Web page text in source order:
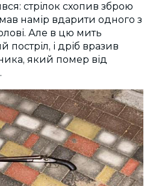
стрілок схопив зброю
намір вдарити одного з
Але в цю мить
і дріб вразив
який помер від